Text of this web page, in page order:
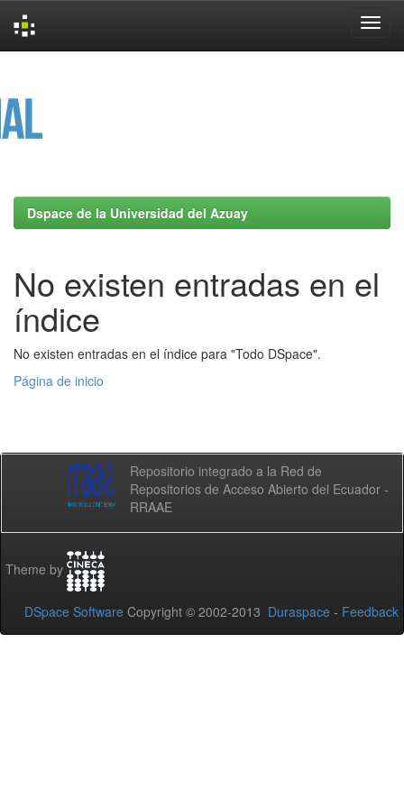
Dspace de la Universidad del Azuay
No existen entradas en el
índice
No existen entradas en el índice para "Todo DSpace".
Página de inicio
Repositorio integrado a la Red de
Repositorios de Acceso Abierto del Ecuador -
RRAAE
Theme by
DSpace Software Copyright © 2002-2013 Duraspace - Feedback